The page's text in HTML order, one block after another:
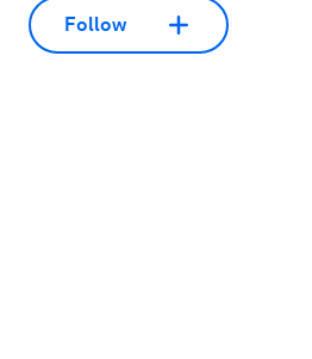
Follow